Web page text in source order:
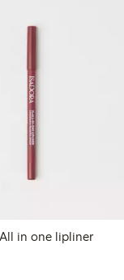
in one lipliner
kr